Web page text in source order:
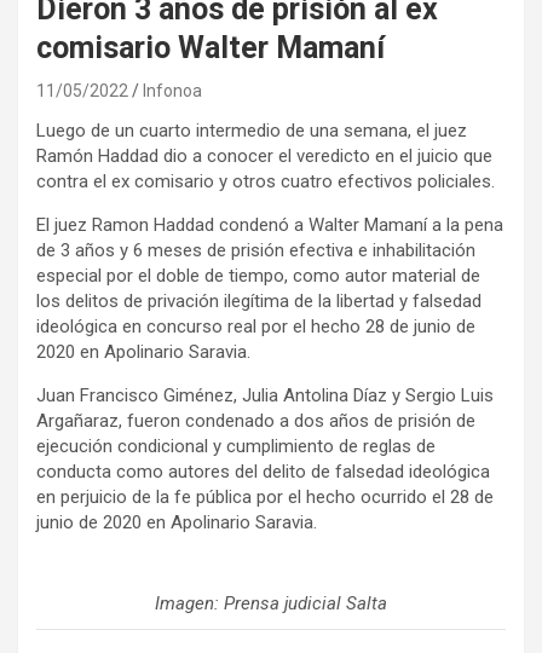
Dieron 3 años de prisión al ex
comisario Walter Mamaní
11/05/2022 Infonoa
Luego de un cuarto intermedio de una semana, el juez
Ramón Haddad dio a conocer el veredicto en el juicio que
contra el ex comisario y otros cuatro efectivos policiales.
El juez Ramon Haddad condenó a Walter Mamaní a la pena
de 3 años y 6 meses de prisión efectiva e inhabilitación
especial por el doble de tiempo, como autor material de
los delitos de privación ilegítima de la libertad y falsedad
ideológica en concurso real por el hecho 28 de junio de
2020 en Apolinario Saravia.
Juan Francisco Giménez, Julia Antolina Díaz y Sergio Luis
Argañaraz, fueron condenado a dos años de prisión de
ejecución condicional y cumplimiento de reglas de
conducta como autores del delito de falsedad ideológica
en perjuicio de la fe pública por el hecho ocurrido el 28 de
junio de 2020 en Apolinario Saravia.
Imagen: Prensa judicial Salta